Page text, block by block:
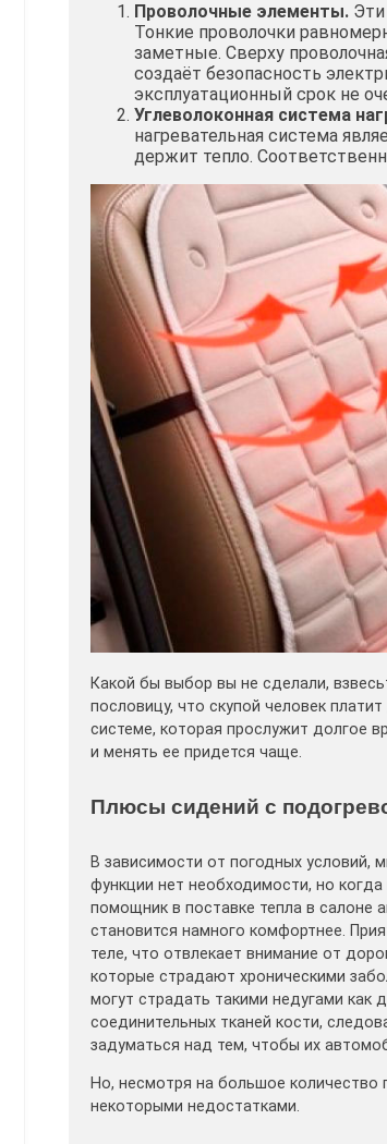
Проволочные элементы.
Тонкие проволочки
заметные. Сверху
создаёт безопасность
эксплуатационный срок не
Углеволоконная система
нагревательная система
держит тепло.
Какой бы выбор вы не сделали,
пословицу, что скупой человек
системе, которая прослужит долгое
и менять ее придется чаще.
Плюсы сидений с
В зависимости от погодных условий,
функции нет необходимости, но
помощник в поставке тепла в салоне
становится намного комфортнее.
теле, что отвлекает внимание от
которые страдают хроническими
могут страдать такими недугами как
соединительных тканей кости,
задуматься над тем, чтобы их
Но, несмотря на большое количество
некоторыми недостатками.